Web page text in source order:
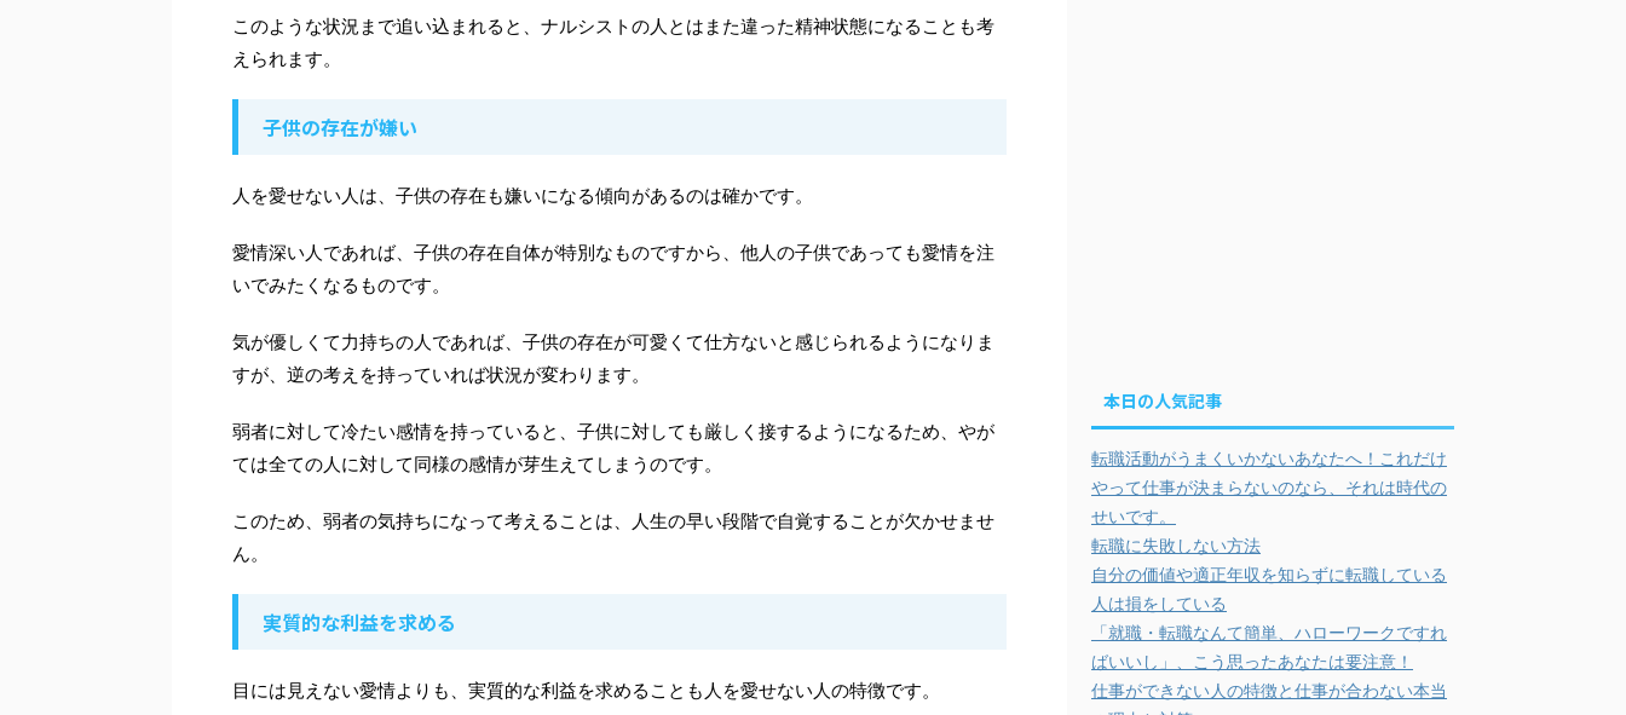
このような状況まで追い込まれると、ナルシストの人とはまた違った精神状態になることも考
えられます。
子供の存在が嫌い
人を愛せない人は、子供の存在も嫌いになる傾向があるのは確かです。
愛情深い人であれば、子供の存在自体が特別なものですから、他人の子供であっても愛情を注
いでみたくなるものです。
気が優しくて力持ちの人であれば、子供の存在が可愛くて仕方ないと感じられるようになりま
すが、逆の考えを持っていれば状況が変わります。
弱者に対して冷たい感情を持っていると、子供に対しても厳しく接するようになるため、やが
ては全ての人に対して同様の感情が芽生えてしまうのです。
このため、弱者の気持ちになって考えることは、人生の早い段階で自覚することが欠かせませ
ん。
実質的な利益を求める
目には見えない愛情よりも、実質的な利益を求めることも人を愛せない人の特徴です。
本日の人気記事
転職活動がうまくいかないあなたへ！これだけ
やって仕事が決まらないのなら、それは時代の
せいです。
転職に失敗しない方法
自分の価値や適正年収を知らずに転職している
人は損をしている
「就職・転職なんて簡単、ハローワークですれ
ばいいし」、こう思ったあなたは要注意！
仕事ができない人の特徴と仕事が合わない本当